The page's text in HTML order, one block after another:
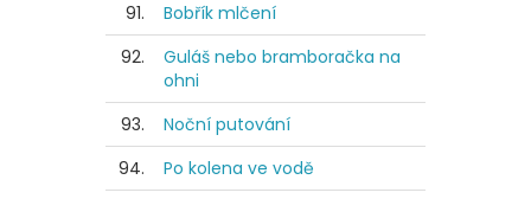
91.
Bobřík mlčení
92.
Guláš nebo bramboračka na
ohni
93.
Noční putování
94.
Po kolena ve vodě